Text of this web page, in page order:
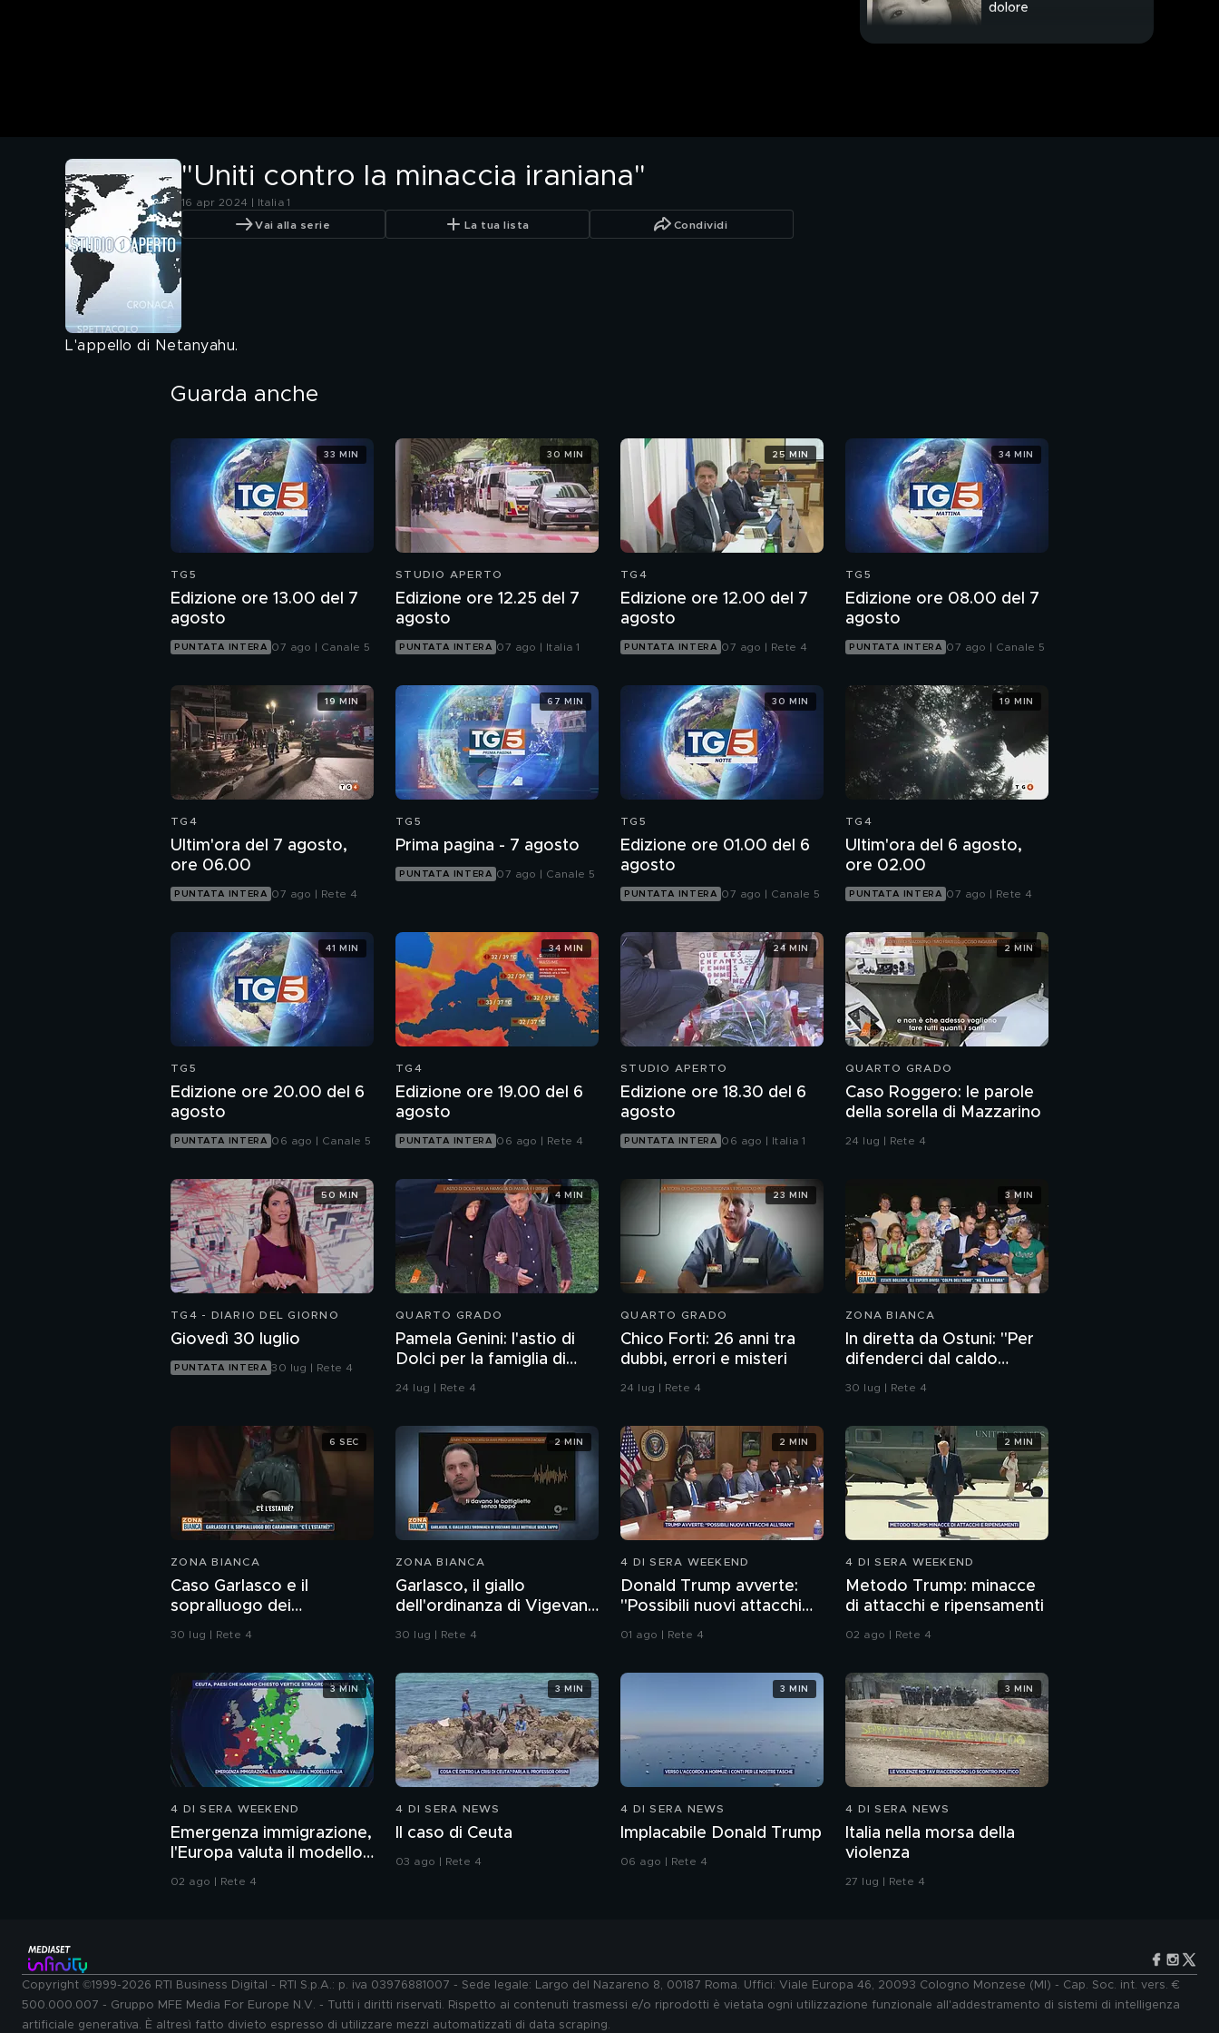
dolore
"Uniti contro la minaccia iraniana"
16 apr 2024 | Italia 1
Vai alla serie La tua lista Condividi
L'appello di Netanyahu.
Guarda anche
TG5
Edizione ore 13.00 del 7
agosto
PUNTATA INTERA 07 ago | Canale 5
33 MIN
STUDIO APERTO
Edizione ore 12.25 del 7
agosto
PUNTATA INTERA 07 ago | Italia 1
30 MIN
TG4
Edizione ore 12.00 del 7
agosto
PUNTATA INTERA 07 ago | Rete 4
25 MIN
TG5
Edizione ore 08.00 del 7
agosto
PUNTATA INTERA 07 ago | Canale 5
34 MIN
TG4
Ultim'ora del 7 agosto,
ore 06.00
PUNTATA INTERA 07 ago | Rete 4
19 MIN
TG5
Prima pagina - 7 agosto
PUNTATA INTERA 07 ago | Canale 5
67 MIN
TG5
Edizione ore 01.00 del 6
agosto
PUNTATA INTERA 07 ago | Canale 5
30 MIN
TG4
Ultim'ora del 6 agosto,
ore 02.00
PUNTATA INTERA 07 ago | Rete 4
19 MIN
TG5
Edizione ore 20.00 del 6
agosto
PUNTATA INTERA 06 ago | Canale 5
41 MIN
TG4
Edizione ore 19.00 del 6
agosto
PUNTATA INTERA 06 ago | Rete 4
34 MIN
STUDIO APERTO
Edizione ore 18.30 del 6
agosto
PUNTATA INTERA 06 ago | Italia 1
24 MIN
QUARTO GRADO
Caso Roggero: le parole
della sorella di Mazzarino
24 lug | Rete 4
2 MIN
TG4 - DIARIO DEL GIORNO
Giovedì 30 luglio
PUNTATA INTERA 30 lug | Rete 4
50 MIN
QUARTO GRADO
Pamela Genini: l'astio di
Dolci per la famiglia di
Pamela
24 lug | Rete 4
4 MIN
QUARTO GRADO
Chico Forti: 26 anni tra
dubbi, errori e misteri
24 lug | Rete 4
23 MIN
ZONA BIANCA
In diretta da Ostuni: "Per
difenderci dal caldo
abbiamo solo i ventagli"
30 lug | Rete 4
3 MIN
ZONA BIANCA
Caso Garlasco e il
sopralluogo dei
Carabinieri
30 lug | Rete 4
6 SEC
ZONA BIANCA
Garlasco, il giallo
dell'ordinanza di Vigevano
sulle bottiglie senza
30 lug | Rete 4
2 MIN
4 DI SERA WEEKEND
Donald Trump avverte:
"Possibili nuovi attacchi
all'Iran"
01 ago | Rete 4
2 MIN
4 DI SERA WEEKEND
Metodo Trump: minacce
di attacchi e ripensamenti
02 ago | Rete 4
2 MIN
4 DI SERA WEEKEND
Emergenza immigrazione,
l'Europa valuta il modello
02 ago | Rete 4
3 MIN
4 DI SERA NEWS
Il caso di Ceuta
03 ago | Rete 4
3 MIN
4 DI SERA NEWS
Implacabile Donald Trump
06 ago | Rete 4
3 MIN
4 DI SERA NEWS
Italia nella morsa della
violenza
27 lug | Rete 4
3 MIN
Copyright ©1999-2026 RTI Business Digital - RTI S.p.A.: p. iva 03976881007 - Sede legale: Largo del Nazareno 8, 00187 Roma. Uffici: Viale Europa 46, 20093 Cologno Monzese (MI) - Cap. Soc. int. vers. €
500.000.007 - Gruppo MFE Media For Europe N.V. - Tutti i diritti riservati. Rispetto ai contenuti trasmessi e/o riprodotti è vietata ogni utilizzazione funzionale all'addestramento di sistemi di intelligenza
artificiale generativa. È altresì fatto divieto espresso di utilizzare mezzi automatizzati di data scraping.